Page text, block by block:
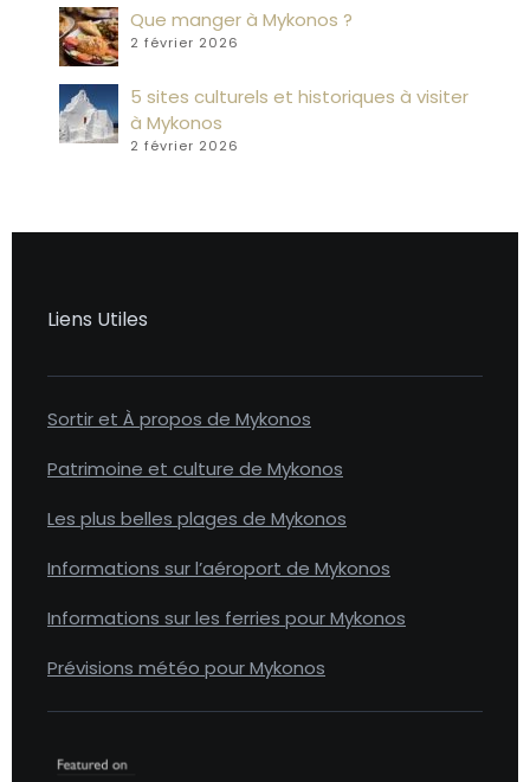
Que manger à Mykonos ?
2 février 2026
5 sites culturels et historiques à visiter
à Mykonos
2 février 2026
Liens Utiles
Sortir et À propos de Mykonos
Patrimoine et culture de Mykonos
Les plus belles plages de Mykonos
Informations sur l’aéroport de Mykonos
Informations sur les ferries pour Mykonos
Prévisions météo pour Mykonos